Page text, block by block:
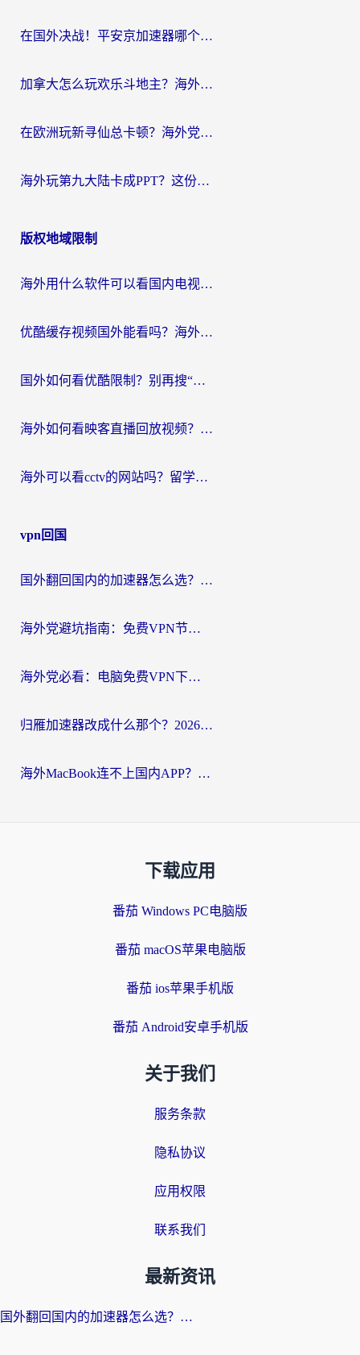
在国外决战！平安京加速器哪个好用一点？老玩家亲测番茄加速器全解析
加拿大怎么玩欢乐斗地主？海外党国服游戏加速终极指南（附绝地求生未来之役300英雄实测）
在欧洲玩新寻仙总卡顿？海外党必看的国服游戏加速全攻略
海外玩第九大陆卡成PPT？这份网络加速指南帮你丝滑上分
版权地域限制
海外用什么软件可以看国内电视？留学生亲测有效的追剧自由指南
优酷缓存视频国外能看吗？海外党追剧看片的终极解决方案来了
国外如何看优酷限制？别再搜“在日本哪个软件可以看中国电视剧”，这篇教你搞定
海外如何看映客直播回放视频？这份攻略帮你搞定（附腾讯优酷观看技巧）
海外可以看cctv的网站吗？留学生亲测有效的回国追剧方案
vpn回国
国外翻回国内的加速器怎么选？海外党亲测实用指南，告别地域限制
海外党避坑指南：免费VPN节点真的靠谱吗？教你选对回国加速器无缝访问国内资源
海外党必看：电脑免费VPN下载指南+回国加速器选择全攻略，告别地区限制
归雁加速器改成什么那个？2026海外党回国加速全攻略：告别地区限制，轻松刷剧玩游戏
海外MacBook连不上国内APP？选对回国VPN，告别地区限制的烦恼
下载应用
番茄 Windows PC电脑版
番茄 macOS苹果电脑版
番茄 ios苹果手机版
番茄 Android安卓手机版
关于我们
服务条款
隐私协议
应用权限
联系我们
最新资讯
国外翻回国内的加速器怎么选？海外党亲测实用指南，告别地域限制